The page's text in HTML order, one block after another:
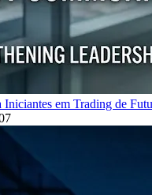
em Trading de